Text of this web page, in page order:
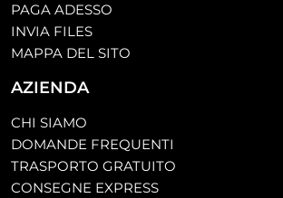
PAGA ADESSO
INVIA FILES
MAPPA DEL SITO
AZIENDA
CHI SIAMO
DOMANDE FREQUENTI
TRASPORTO GRATUITO
CONSEGNE EXPRESS